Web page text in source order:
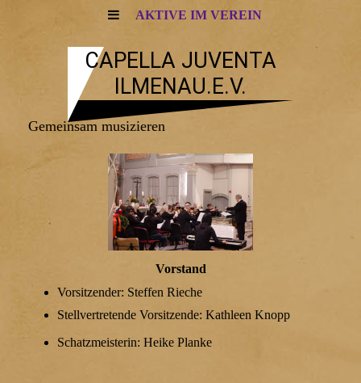
AKTIVE IM VEREIN
CAPELLA JUVENTA
ILMENAU.E.V.
Gemeinsam musizieren
Vorstand
Vorsitzender: Steffen Rieche
Stellvertretende Vorsitzende: Kathleen Knopp
Schatzmeisterin: Heike Planke